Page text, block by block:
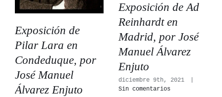
Exposición de
Pilar Lara en
Condeduque, por
José Manuel
Álvarez Enjuto
Exposición de Ad
Reinhardt en
Madrid, por José
Manuel Álvarez
Enjuto
diciembre 9th, 2021
Sin comentarios